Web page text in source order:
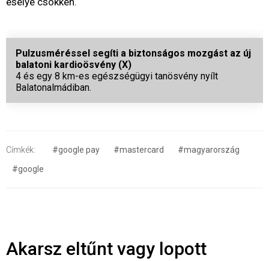
Pulzusméréssel segíti a biztonságos mozgást az új
balatoni kardioösvény (X)
4 és egy 8 km-es egészségügyi tanösvény nyílt
Balatonalmádiban.
Címkék: #google pay #mastercard
#magyarország
#google
Akarsz eltűnt vagy lopott